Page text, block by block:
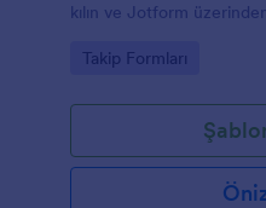
kılın ve Jotform
Go to Category:
Takip Formları